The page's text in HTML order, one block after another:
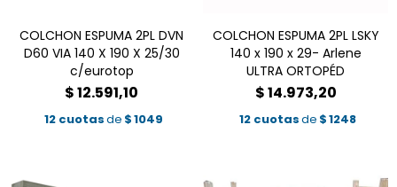
COLCHON ESPUMA 2PL DVN
D60 VIA 140 X 190 X 25/30
c/eurotop
$12.591,10
12 cuotasde $1049
COLCHON ESPUMA 2PL LSKY
140 x 190 x 29- Arlene
ULTRA ORTOPÉD
$14.973,20
12 cuotasde $1248